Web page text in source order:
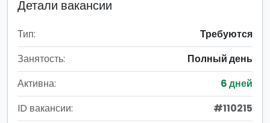
Детали вакансии
Тип:
Требуются
Занятость:
Полный день
Активна:
6 дней
ID вакансии:
#110215